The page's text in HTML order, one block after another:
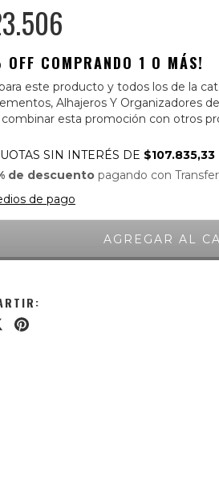
OFF COMPRANDO 1 O MÁS!
este producto y todos los de la
Alhajeros Y Organizadores
combinar esta promoción con otros
SIN INTERÉS DE $107.835,33
de descuento pagando con
de pago